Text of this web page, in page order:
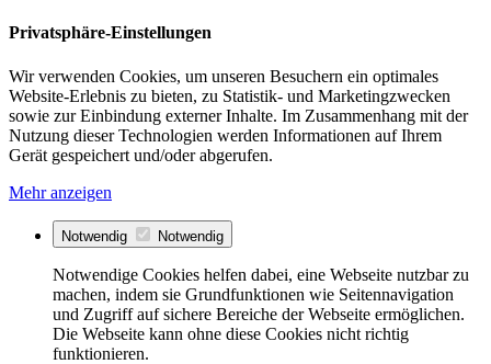
Privatsphäre-Einstellungen
Wir verwenden Cookies, um unseren Besuchern ein optimales
Website-Erlebnis zu bieten, zu Statistik- und Marketingzwecken
sowie zur Einbindung externer Inhalte. Im Zusammenhang mit der
Nutzung dieser Technologien werden Informationen auf Ihrem
Gerät gespeichert und/oder abgerufen.
Mehr anzeigen
Notwendig Notwendig
Notwendige Cookies helfen dabei, eine Webseite nutzbar zu
machen, indem sie Grundfunktionen wie Seitennavigation
und Zugriff auf sichere Bereiche der Webseite ermöglichen.
Die Webseite kann ohne diese Cookies nicht richtig
funktionieren.